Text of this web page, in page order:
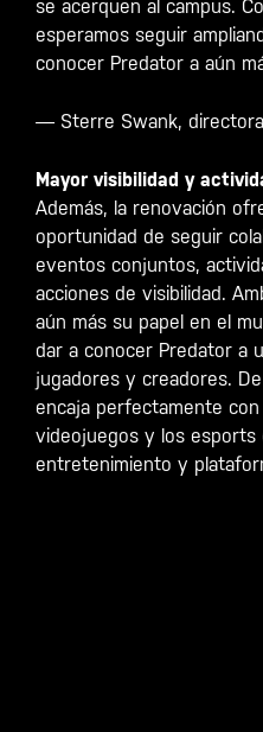
se acerquen al campus.
esperamos seguir
conocer Predator a aún
— Sterre Swank,
Mayor visibilidad y
Además, la renovación
oportunidad de seguir
eventos conjuntos,
acciones de visibilidad.
aún más su papel en el
dar a conocer Predator a
jugadores y creadores.
encaja perfectamente
videojuegos y los esports
entretenimiento y